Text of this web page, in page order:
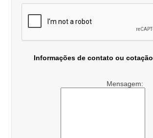
Informações de contato ou cotação
Mensagem: